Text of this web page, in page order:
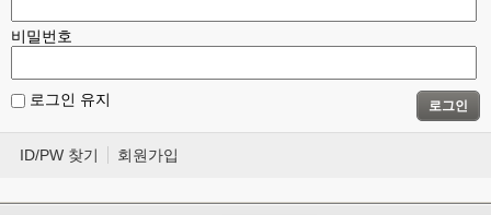
비밀번호
로그인 유지 로그인
ID/PW 찾기 회원가입